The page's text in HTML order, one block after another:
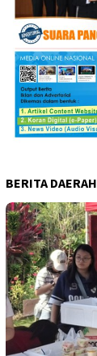
BERITA DAERAH